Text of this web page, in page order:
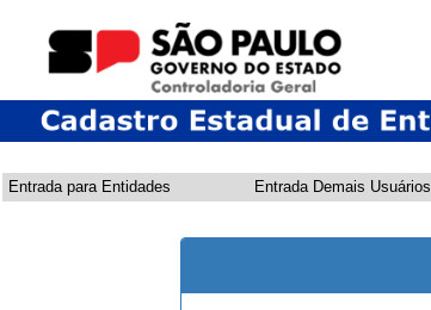
Entrada para Entidades Entrada Demais Usuários